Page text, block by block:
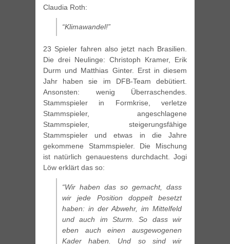
Claudia Roth:
“Klimawandel!”
23 Spieler fahren also jetzt nach Brasilien.
Die drei Neulinge: Christoph Kramer, Erik
Durm und Matthias Ginter. Erst in diesem
Jahr haben sie im DFB-Team debütiert.
Ansonsten: wenig Überraschendes.
Stammspieler in Formkrise, verletze
Stammspieler, angeschlagene
Stammspieler, steigerungsfähige
Stammspieler und etwas in die Jahre
gekommene Stammspieler. Die Mischung
ist natürlich genauestens durchdacht. Jogi
Löw erklärt das so:
“Wir haben das so gemacht, dass
wir jede Position doppelt besetzt
haben: in der Abwehr, im Mittelfeld
und auch im Sturm. So dass wir
eben auch einen ausgewogenen
Kader haben. Und so sind wir